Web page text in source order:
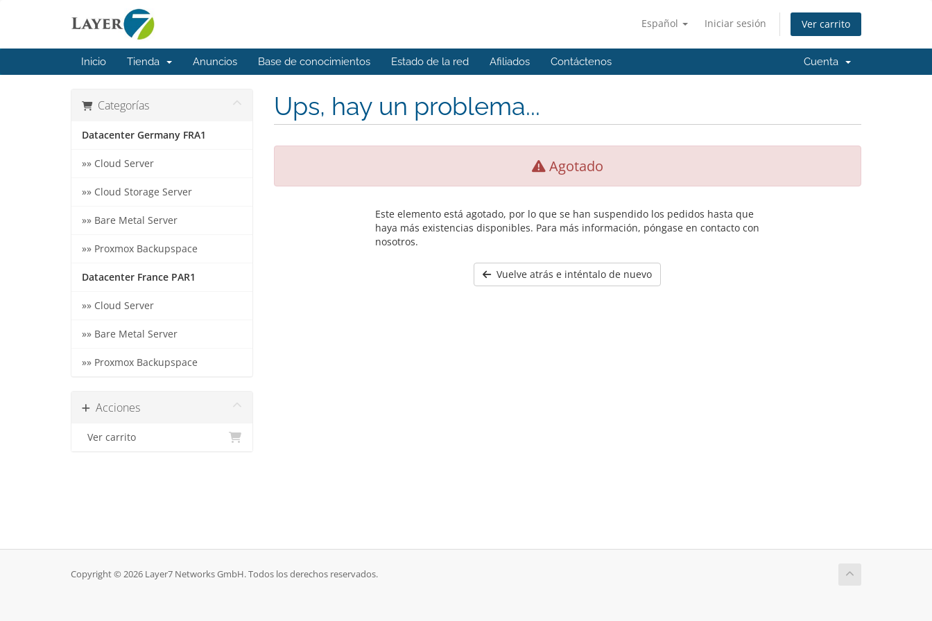
Español Iniciar sesión Ver carrito
Inicio Tienda Anuncios Base de conocimientos Estado de la red Afiliados Contáctenos Cuenta
Categorías
Datacenter Germany FRA1
»» Cloud Server
»» Cloud Storage Server
»» Bare Metal Server
»» Proxmox Backupspace
Datacenter France PAR1
»» Cloud Server
»» Bare Metal Server
»» Proxmox Backupspace
Acciones
Ver carrito
Ups, hay un problema...
Agotado
Este elemento está agotado, por lo que se han suspendido los pedidos hasta que
haya más existencias disponibles. Para más información, póngase en contacto con
nosotros.
Vuelve atrás e inténtalo de nuevo
Copyright © 2026 Layer7 Networks GmbH. Todos los derechos reservados.